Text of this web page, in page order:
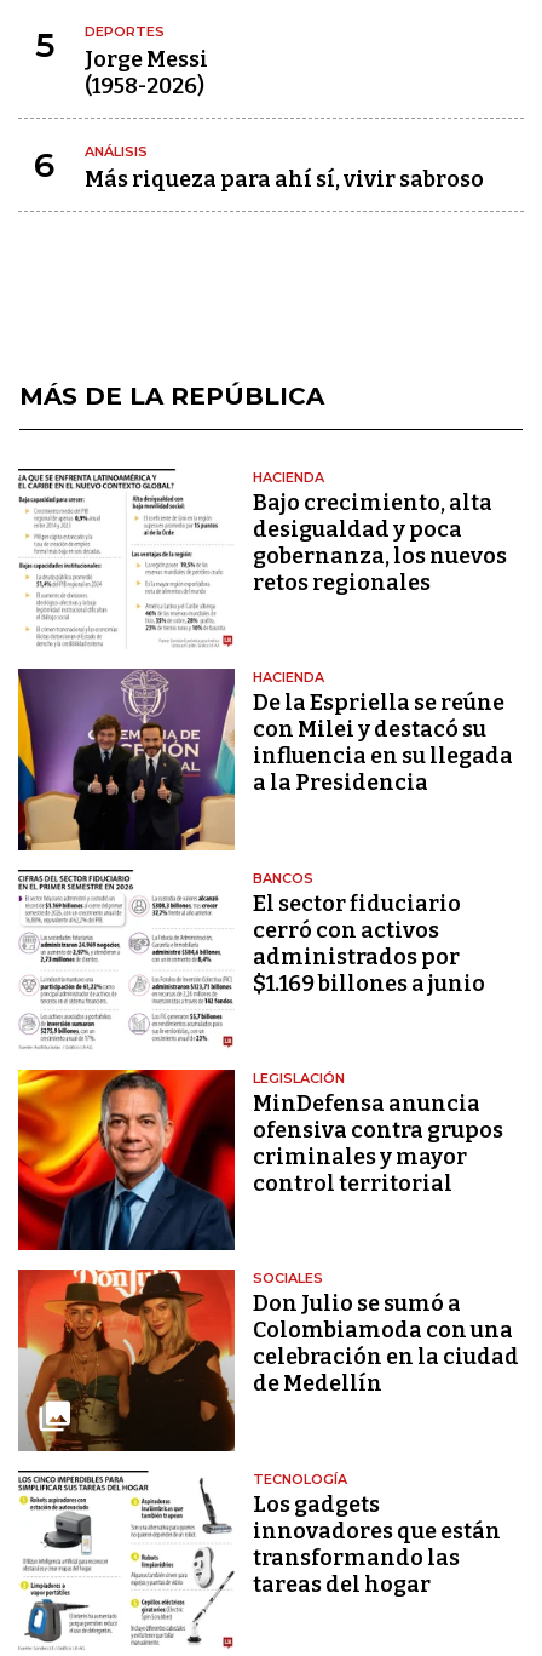
5 DEPORTES
Jorge Messi
(1958-2026)
6 ANÁLISIS
Más riqueza para ahí sí, vivir sabroso
MÁS DE LA REPÚBLICA
HACIENDA
Bajo crecimiento, alta
desigualdad y poca
gobernanza, los nuevos
retos regionales
HACIENDA
De la Espriella se reúne
con Milei y destacó su
influencia en su llegada
a la Presidencia
BANCOS
El sector fiduciario
cerró con activos
administrados por
$1.169 billones a junio
LEGISLACIÓN
MinDefensa anuncia
ofensiva contra grupos
criminales y mayor
control territorial
SOCIALES
Don Julio se sumó a
Colombiamoda con una
celebración en la ciudad
de Medellín
TECNOLOGÍA
Los gadgets
innovadores que están
transformando las
tareas del hogar